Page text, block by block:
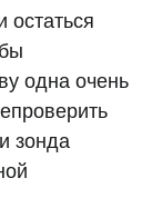
остаться
одна очень
зонда